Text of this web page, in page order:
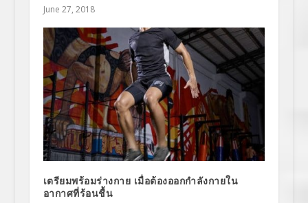
June 27, 2018
เตรียมพร้อมร่างกาย เมื่อต้องออกกำลังกายใน
อากาศที่ร้อนชื้น